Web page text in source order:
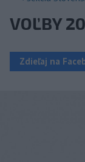
VOĽBY
Zdieľaj na